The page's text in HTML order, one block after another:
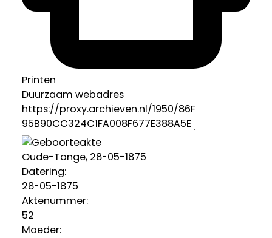
Printen
Duurzaam webadres
Oude-Tonge, 28-05-1875
Datering:
28-05-1875
Aktenummer:
52
Moeder: